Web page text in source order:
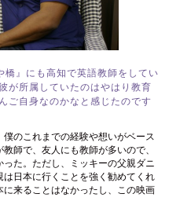
』にも高知で英語教師をしてい
が所属していたのはやはり教育
ご自身なのかなと感じたのです
のこれまでの経験や想いがベース
師で、友人にも教師が多いので、
た。ただし、ミッキーの父親ダニ
日本に行くことを強く勧めてくれ
来ることはなかったし、この映画